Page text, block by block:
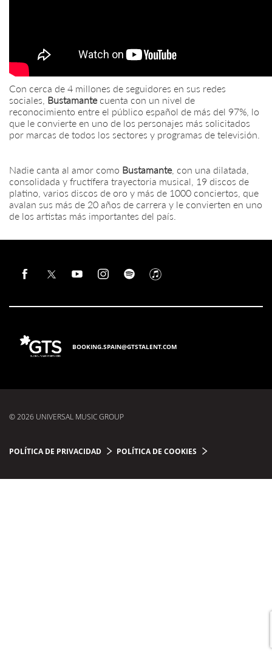
Con cerca de 4 millones de seguidores en sus redes
sociales, Bustamantecuenta con un nivel de
reconocimiento entre el público español de más del 97%, lo
que le convierte en uno de los personajes más solicitados
por marcas de todos los sectores y programas de televisión.
Nadie canta al amor como Bustamante, con una dilatada,
consolidada y fructífera trayectoria musical, 19 discos de
platino, varios discos de oro y más de 1000 conciertos, que
avalan sus más de 20 años de carrera y le convierten en uno
de los artistas más importantes del país.
BOOKING.SPAIN@GTSTALENT.COM
© 2026 UNIVERSAL MUSIC GROUP
POLÍTICA DE PRIVACIDAD POLÍTICA DE COOKIES